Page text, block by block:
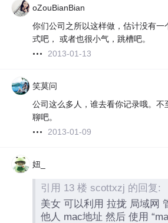
oZouBianBian
你们公司之所以这样做，估计没有一
式吧， 或者也很小气，跳槽吧。
2013-01-13
笑莫问
公司这么多人，谁去看你记录哦。不
聊吧。
2013-01-09
妞_
引用 13 楼 scottxzj 的回复:
美女 可以利用 拉拢 局域网
他人 mac地址 然后 使用 “mac地址修改